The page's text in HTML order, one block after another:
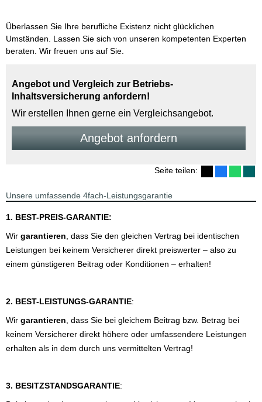
Überlassen Sie Ihre berufliche Existenz nicht glücklichen
Umständen. Lassen Sie sich von unseren kompetenten Experten
beraten. Wir freuen uns auf Sie.
Angebot und Vergleich zur Betriebs-
Inhaltsversicherung anfordern!
Wir erstellen Ihnen gerne ein Vergleichsangebot.
An­ge­bot an­for­dern
Seite teilen:
Unsere umfassende 4fach-Leistungsgarantie
1. BEST-PREIS-GARANTIE:
Wir garantieren , dass Sie den gleichen Vertrag bei identischen
Leistungen bei keinem Versicherer direkt preiswerter – also zu
einem günstigeren Beitrag oder Konditionen – erhalten!
2. BEST-LEISTUNGS-GARANTIE:
Wir garantieren , dass Sie bei gleichem Beitrag bzw. Betrag bei
keinem Versicherer direkt höhere oder umfassendere Leistungen
erhalten als in dem durch uns vermittelten Vertrag!
3. BESITZSTANDSGARANTIE: